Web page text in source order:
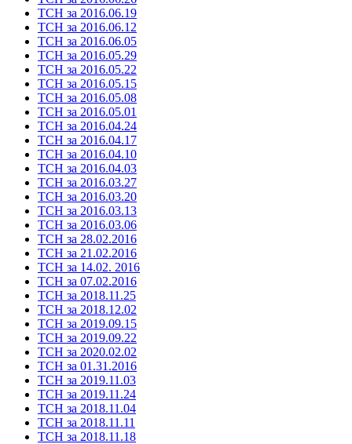
ТСН за 2016.06.19
ТСН за 2016.06.12
ТСН за 2016.06.05
ТСН за 2016.05.29
ТСН за 2016.05.22
ТСН за 2016.05.15
ТСН за 2016.05.08
ТСН за 2016.05.01
ТСН за 2016.04.24
ТСН за 2016.04.17
ТСН за 2016.04.10
ТСН за 2016.04.03
ТСН за 2016.03.27
ТСН за 2016.03.20
ТСН за 2016.03.13
ТСН за 2016.03.06
ТСН за 28.02.2016
ТСН за 21.02.2016
ТСН за 14.02. 2016
ТСН за 07.02.2016
ТСН за 2018.11.25
ТСН за 2018.12.02
ТСН за 2019.09.15
ТСН за 2019.09.22
ТСН за 2020.02.02
ТСН за 01.31.2016
ТСН за 2019.11.03
ТСН за 2019.11.24
ТСН за 2018.11.04
ТСН за 2018.11.11
ТСН за 2018.11.18